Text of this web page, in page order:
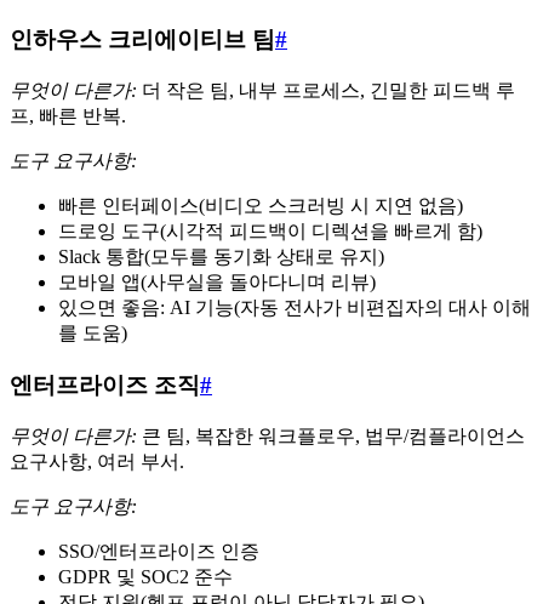
인하우스 크리에이티브 팀#
무엇이 다른가: 더 작은 팀, 내부 프로세스, 긴밀한 피드백 루
프, 빠른 반복.
도구 요구사항:
빠른 인터페이스(비디오 스크러빙 시 지연 없음)
드로잉 도구(시각적 피드백이 디렉션을 빠르게 함)
Slack 통합(모두를 동기화 상태로 유지)
모바일 앱(사무실을 돌아다니며 리뷰)
있으면 좋음: AI 기능(자동 전사가 비편집자의 대사 이해
를 도움)
엔터프라이즈 조직#
무엇이 다른가: 큰 팀, 복잡한 워크플로우, 법무/컴플라이언스
요구사항, 여러 부서.
도구 요구사항:
SSO/엔터프라이즈 인증
GDPR 및 SOC2 준수